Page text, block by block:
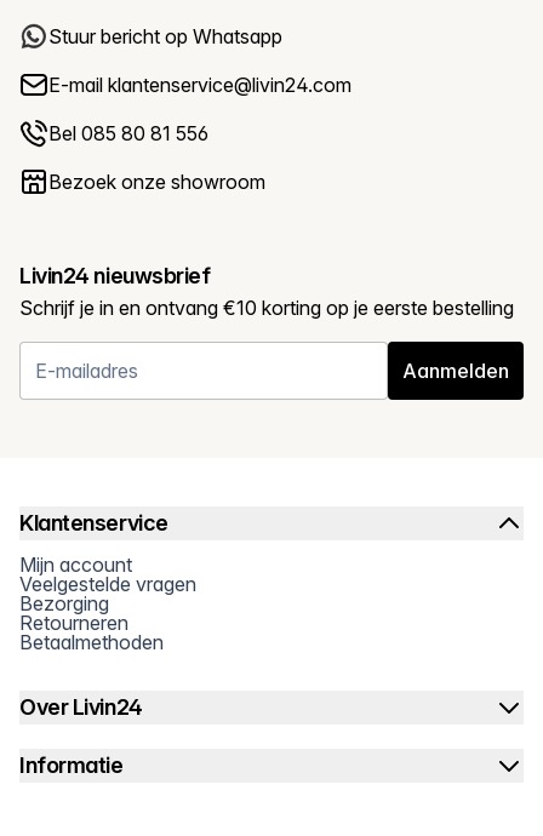
Stuur bericht op Whatsapp
E-mail klantenservice@livin24.com
Bel 085 80 81 556
Bezoek onze showroom
Livin24 nieuwsbrief
Schrijf je in en ontvang €10 korting op je eerste bestelling
Aanmelden
Klantenservice
Mijn account
Veelgestelde vragen
Bezorging
Retourneren
Betaalmethoden
Over Livin24
Informatie